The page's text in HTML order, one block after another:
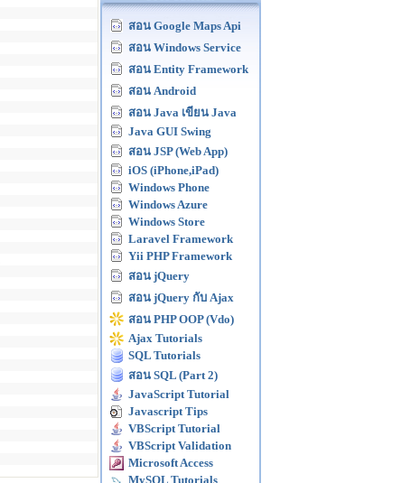
สอน Google Maps Api
สอน Windows Service
สอน Entity Framework
สอน Android
สอน Java เขียน Java
Java GUI Swing
สอน JSP (Web App)
iOS (iPhone,iPad)
Windows Phone
Windows Azure
Windows Store
Laravel Framework
Yii PHP Framework
สอน jQuery
สอน jQuery กับ Ajax
สอน PHP OOP (Vdo)
Ajax Tutorials
SQL Tutorials
สอน SQL (Part 2)
JavaScript Tutorial
Javascript Tips
VBScript Tutorial
VBScript Validation
Microsoft Access
MySQL Tutorials